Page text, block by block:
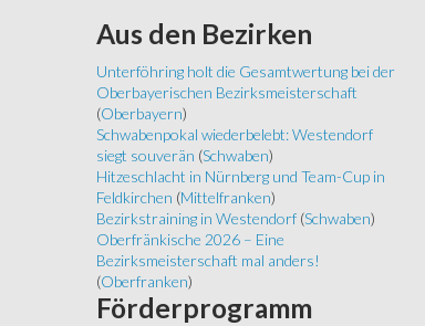
Aus den Bezirken
Unterföhring holt die Gesamtwertung bei der
Oberbayerischen Bezirksmeisterschaft
(Oberbayern)
Schwabenpokal wiederbelebt: Westendorf
siegt souverän (Schwaben)
Hitzeschlacht in Nürnberg und Team-Cup in
Feldkirchen (Mittelfranken)
Bezirkstraining in Westendorf (Schwaben)
Oberfränkische 2026 – Eine
Bezirksmeisterschaft mal anders!
(Oberfranken)
Förderprogramm